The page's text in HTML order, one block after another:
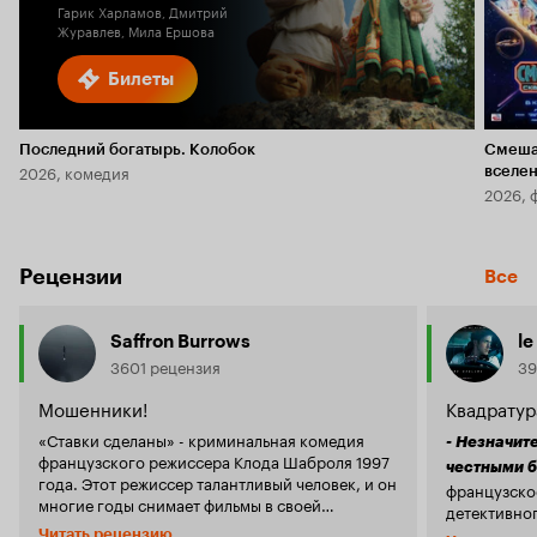
Билеты
Гарик Харламов, Дмитрий
Журавлев, Мила Ершова
Последний богатырь. Колобок
2026, комедия
2026,
Рецензии Все
Saffron Burrows
3601 рецензия
Мошенники!
«Ставки сделаны» - криминальная комедия
французского режиссера Клода Шаброля 1997
года. Этот режиссер талантливый человек, и он
многие годы снимает фильмы в своей
атмосфере и постановке. Мне нравятся его
-
честными